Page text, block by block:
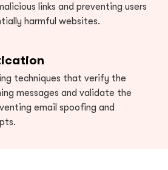
links and preventing users
harmful websites.
techniques that verify the
messages and validate the
email spoofing and